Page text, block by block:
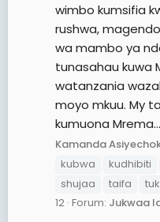
wimbo kumsifia
rushwa,
wa mambo ya
tunasahau kuwa
watanzania
moyo mkuu. My
kumuona Mrema...
Kamanda
kubwa
kudhibiti
shujaa
taifa
12 Forum: Jukwaa